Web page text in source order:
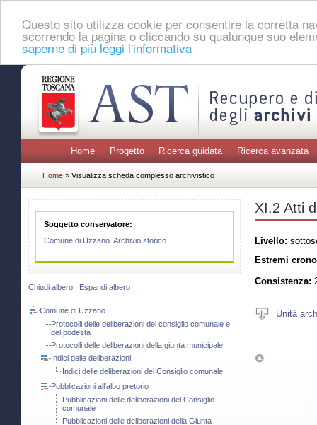
Questo sito utilizza cookie per consentire la corretta
scorrendo la pagina o cliccando su qualunque suo
saperne di più leggi l'informativa
Home Progetto Ricerca guidata Ricerca avanzata
Home » Visualizza scheda complesso archivistico
Soggetto conservatore:
Comune di Uzzano. Archivio storico
Chiudi albero Espandi albero
Comune di Uzzano
Protocolli delle deliberazioni del consiglio comunale e
del podestà
Protocolli delle deliberazioni della giunta municipale
Indici delle deliberazioni
Indici delle deliberazioni del Consiglio comunale
Pubblicazioni all'albo pretorio
Pubblicazioni delle deliberazioni del Consiglio
comunale
Pubblicazioni delle deliberazioni della Giunta
XI.2 Atti
Livello:
Estremi
Consistenza:
Unità